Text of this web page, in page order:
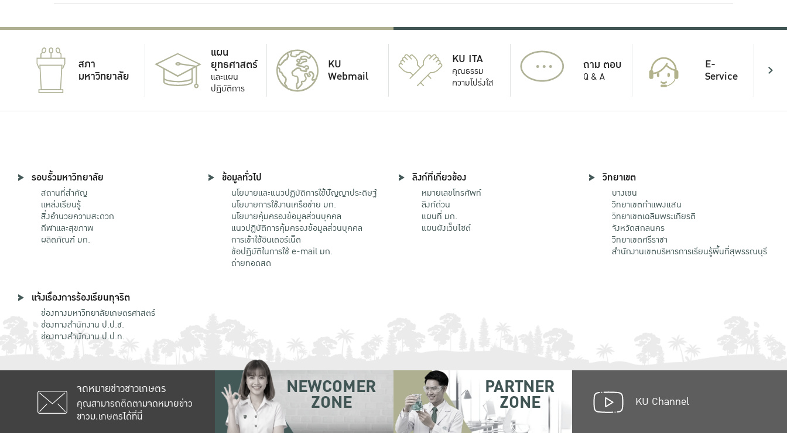
สภา
มหาวิทยาลัย
แผน
ยุทธศาสตร์
และแผน
ปฏิบัติการ
KU
Webmail
KU ITA
คุณธรรม
ความโปร่งใส
... ถาม ตอบ
Q & A
E-
Service
รอบรั้วมหาวิทยาลัย
สถานที่สำคัญ
แหล่งเรียนรู้
สิ่งอำนวยความสะดวก
กีฬาและสุขภาพ
ผลิตภัณฑ์ มก.
ข้อมูลทั่วไป
นโยบายและแนวปฏิบัติการใช้ปัญญาประดิษฐ์
นโยบายการใช้งานเครือข่าย มก.
นโยบายคุ้มครองข้อมูลส่วนบุคคล
แนวปฏิบัติการคุ้มครองข้อมูลส่วนบุคคล
การเข้าใช้อินเตอร์เน็ต
ข้อปฏิบัติในการใช้ e-mail มก.
ถ่ายทอดสด
ลิงก์ที่เกี่ยวข้อง
หมายเลขโทรศัพท์
ลิงก์ด่วน
แผนที่ มก.
แผนผังเว็บไซต์
วิทยาเขต
บางเขน
วิทยาเขตกําแพงแสน
วิทยาเขตเฉลิมพระเกียรติ
จังหวัดสกลนคร
วิทยาเขตศรีราชา
สำนักงานเขตบริหารการเรียนรู้พื้นที่สุพรรณบุรี
แจ้งเรื่องการร้องเรียนทุจริต
ช่องทางมหาวิทยาลัยเกษตรศาสตร์
ช่องทางสำนักงาน ป.ป.ช.
ช่องทางสำนักงาน ป.ป.ท.
จดหมายข่าวชาวเกษตร
คุณสามารถติดตามจดหมายข่าว
ชาวม.เกษตรได้ที่นี่
NEWCOMER
ZONE
PARTNER
ZONE KU Channel